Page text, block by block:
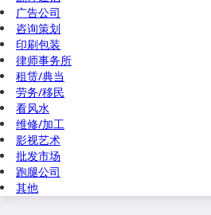
广告公司
咨询策划
印刷包装
律师事务所
租赁/典当
劳务/移民
看风水
维修/加工
影视艺术
批发市场
跑腿公司
其他